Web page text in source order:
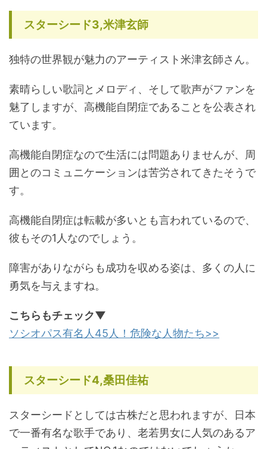
スターシード3,米津玄師
独特の世界観が魅力のアーティスト米津玄師さん。
素晴らしい歌詞とメロディ、そして歌声がファンを
魅了しますが、高機能自閉症であることを公表され
ています。
高機能自閉症なので生活には問題ありませんが、周
囲とのコミュニケーションは苦労されてきたそうで
す。
高機能自閉症は転載が多いとも言われているので、
彼もその1人なのでしょう。
障害がありながらも成功を収める姿は、多くの人に
勇気を与えますね。
こちらもチェック▼
ソシオパス有名人45人！危険な人物たち>>
スターシード4,桑田佳祐
スターシードとしては古株だと思われますが、日本
で一番有名な歌手であり、老若男女に人気のあるア